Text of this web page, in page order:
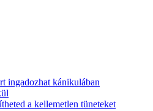
ingadozhat kánikulában
a kellemetlen tüneteket